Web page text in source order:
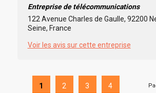
Entreprise de télécommunications
122 Avenue Charles de Gaulle, 92200
Seine, France
Voir les avis sur cette entreprise
1 2 3 4